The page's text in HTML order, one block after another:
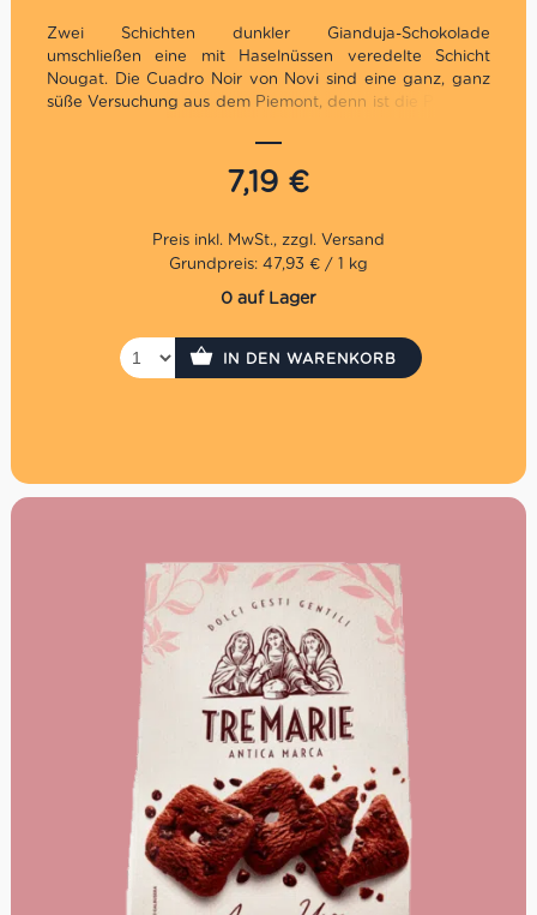
Zwei Schichten dunkler Gianduja-Schokolade
umschließen eine mit Haselnüssen veredelte Schicht
Nougat. Die Cuadro Noir von Novi sind eine ganz, ganz
süße Versuchung aus dem Piemont, denn ist die Packung
Kombination aus dunkler Schokolade, Nougat und feinen
Haselnüssen, die uns so sūchtig macht. Probiere sie
7,19 €
Grundpreis: 47,93 € / 1 kg
0 auf Lager
IN DEN WARENKORB